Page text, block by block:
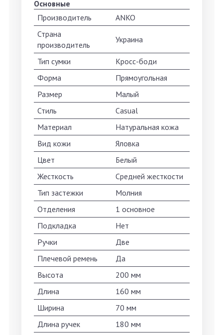
Основные
Производитель
ANKO
Страна
производитель
Украина
Тип сумки
Кросс-боди
Форма
Прямоугольная
Размер
Малый
Стиль
Casual
Материал
Натуральная кожа
Вид кожи
Яловка
Цвет
Белый
Жесткость
Средней жесткости
Тип застежки
Молния
Отделения
1 основное
Подкладка
Нет
Ручки
Две
Плечевой ремень
Да
Высота
200 мм
Длина
160 мм
Ширина
70 мм
Длина ручек
180 мм